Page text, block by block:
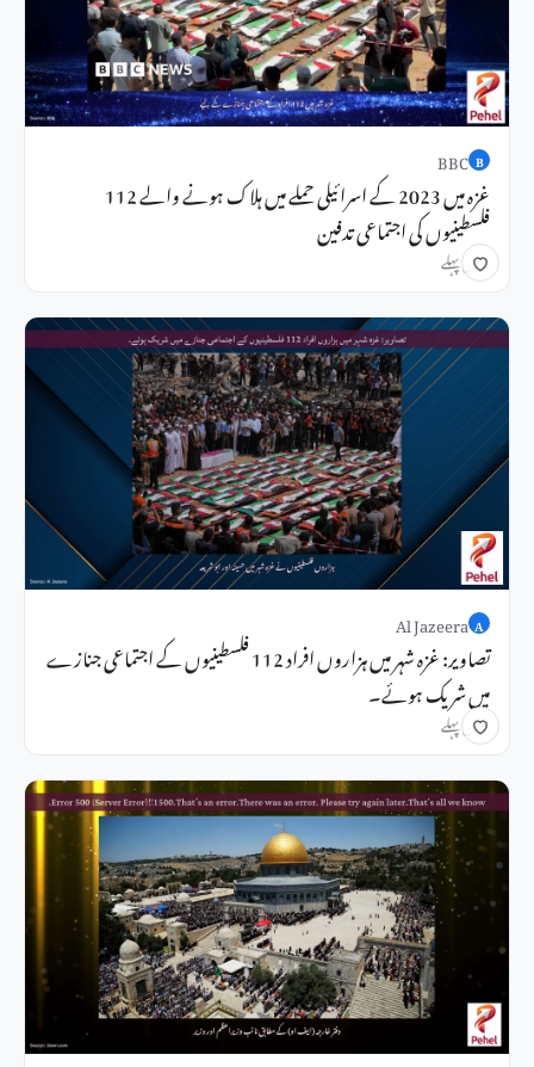
B
BBC
غزہ میں 2023 کے اسرائیلی حملے میں ہلاک ہونے والے 112
فلسطینیوں کی اجتماعی تدفین
3 دن پہلے
A
Al Jazeera
تصاویر: غزہ شہر میں ہزاروں افراد 112 فلسطینیوں کے اجتماعی جنازے
میں شریک ہوئے۔
3 دن پہلے